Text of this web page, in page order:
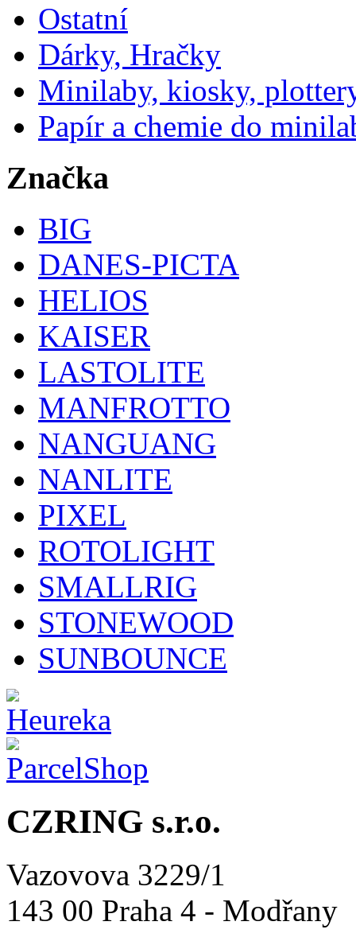
Ostatní
Dárky, Hračky
Minilaby, kiosky,
Papír a chemie do
Značka
BIG
DANES-PICTA
HELIOS
KAISER
LASTOLITE
MANFROTTO
NANGUANG
NANLITE
PIXEL
ROTOLIGHT
SMALLRIG
STONEWOOD
SUNBOUNCE
CZRING s.r.o.
Vazovova 3229/1
143 00 Praha 4 - Modřany